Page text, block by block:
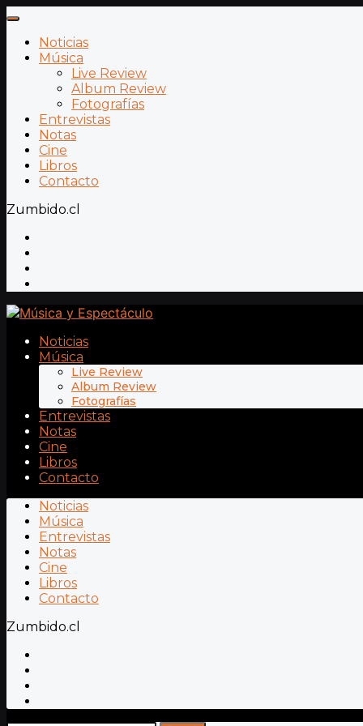
Noticias
Música
Live Review
Album Review
Fotografías
Entrevistas
Notas
Cine
Libros
Contacto
Zumbido.cl
Noticias
Música
Live Review
Album Review
Fotografías
Entrevistas
Notas
Cine
Libros
Contacto
Noticias
Música
Entrevistas
Notas
Cine
Libros
Contacto
Zumbido.cl